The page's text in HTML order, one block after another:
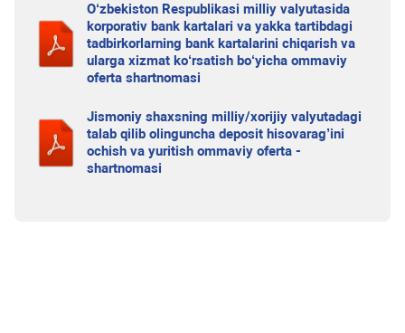
O‘zbekiston Respublikasi milliy valyutasida
korporativ bank kartalari va yakka tartibdagi
tadbirkorlarning bank kartalarini chiqarish va
ularga xizmat ko‘rsatish bo‘yicha ommaviy
oferta shartnomasi
Jismoniy shaxsning milliy/xorijiy valyutadagi
talab qilib olinguncha deposit hisovarag’ini
ochish va yuritish ommaviy oferta -
shartnomasi